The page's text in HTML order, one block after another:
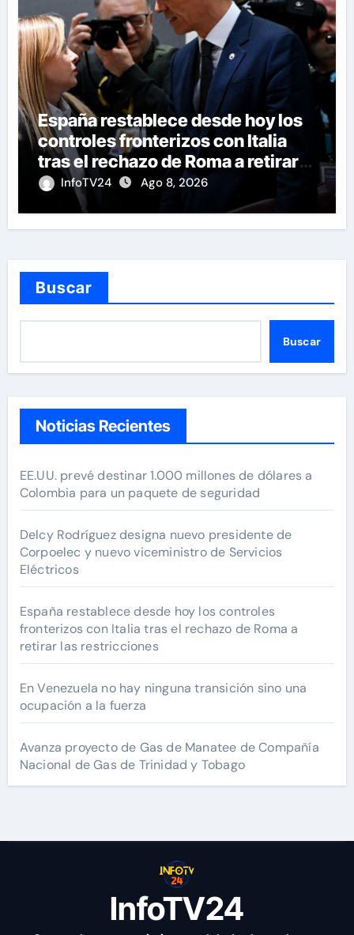
España restablece desde hoy los
controles fronterizos con Italia
tras el rechazo de Roma a retirar
las restricciones
InfoTV24 Ago 8, 2026
Buscar
Buscar
Noticias Recientes
EE.UU. prevé destinar 1.000 millones de dólares a
Colombia para un paquete de seguridad
Delcy Rodríguez designa nuevo presidente de
Corpoelec y nuevo viceministro de Servicios
Eléctricos
España restablece desde hoy los controles
fronterizos con Italia tras el rechazo de Roma a
retirar las restricciones
En Venezuela no hay ninguna transición sino una
ocupación a la fuerza
Avanza proyecto de Gas de Manatee de Compañía
Nacional de Gas de Trinidad y Tobago
InfoTV24